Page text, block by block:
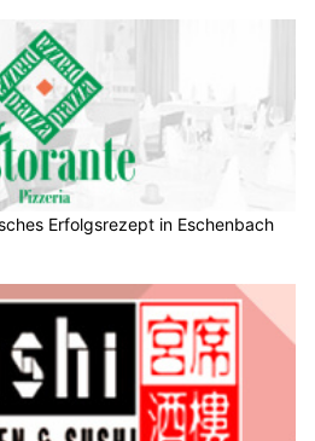
Erfolgsrezept in Eschenbach